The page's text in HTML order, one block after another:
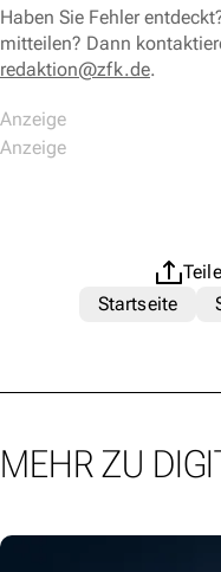
Haben Sie Fehler
mitteilen? Dann
redaktion@zfk.de.
Startseite
MEHR ZU